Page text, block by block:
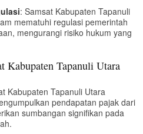
: Samsat Kabupaten Tapanuli
mematuhi regulasi pemerintah
mengurangi risiko hukum yang
Kabupaten Tapanuli Utara
Kabupaten Tapanuli Utara
pendapatan pajak dari
sumbangan signifikan pada